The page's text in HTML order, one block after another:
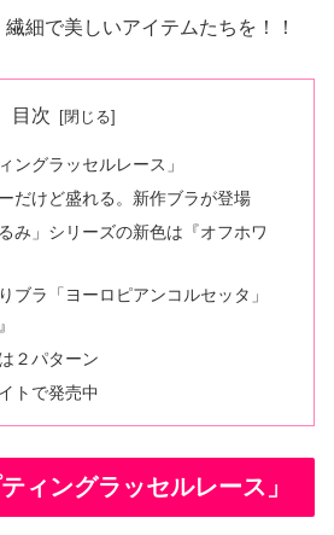
細で美しいアイテムたちを！！
目次
ングラッセルレース」
だけど盛れる。新作ブラが登場
み」シリーズの新色は『オフホワ
ブラ「ヨーロピアンコルセッタ」
２パターン
トで発売中
ィングラッセルレース」